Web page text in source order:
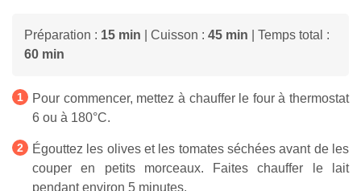
Préparation : 15 min | Cuisson : 45 min | Temps total :
60 min
Pour commencer, mettez à chauffer le four à thermostat
6 ou à 180°C.
Égouttez les olives et les tomates séchées avant de les
couper en petits morceaux. Faites chauffer le lait
pendant environ 5 minutes.